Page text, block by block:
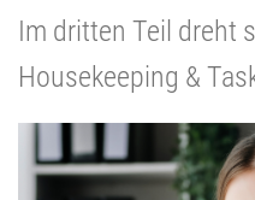
Im dritten Teil dreht
Housekeeping &